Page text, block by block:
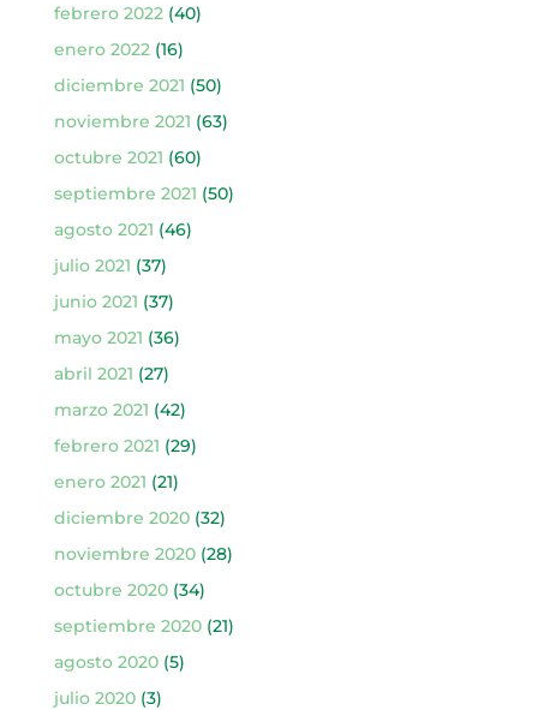
febrero 2022 (40)
enero 2022 (16)
diciembre 2021 (50)
noviembre 2021 (63)
octubre 2021 (60)
septiembre 2021 (50)
agosto 2021 (46)
julio 2021 (37)
junio 2021 (37)
mayo 2021 (36)
abril 2021 (27)
marzo 2021 (42)
febrero 2021 (29)
enero 2021 (21)
diciembre 2020(32)
noviembre 2020(28)
octubre 2020(34)
septiembre 2020(21)
agosto 2020(5)
julio 2020(3)